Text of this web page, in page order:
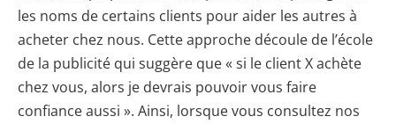
les noms de certains clients pour aider les autres à
acheter chez nous. Cette approche découle de l’école
de la publicité qui suggère que « si le client X achète
chez vous, alors je devrais pouvoir vous faire
confiance aussi ». Ainsi, lorsque vous consultez nos